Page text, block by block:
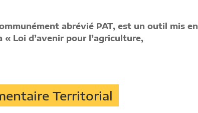
abrévié PAT, est un outil mis en
« Loi d’avenir pour l’agriculture,
Territorial